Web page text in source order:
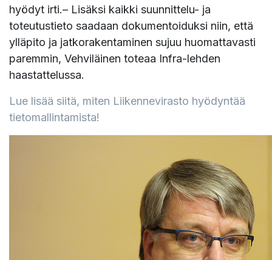
hyödyt irti.– Lisäksi kaikki suunnittelu- ja
toteutustieto saadaan dokumentoiduksi niin, että
ylläpito ja jatkorakentaminen sujuu huomattavasti
paremmin, Vehviläinen toteaa Infra-lehden
haastattelussa.
Lue lisää siitä, miten Liikennevirasto hyödyntää
tietomallintamista!